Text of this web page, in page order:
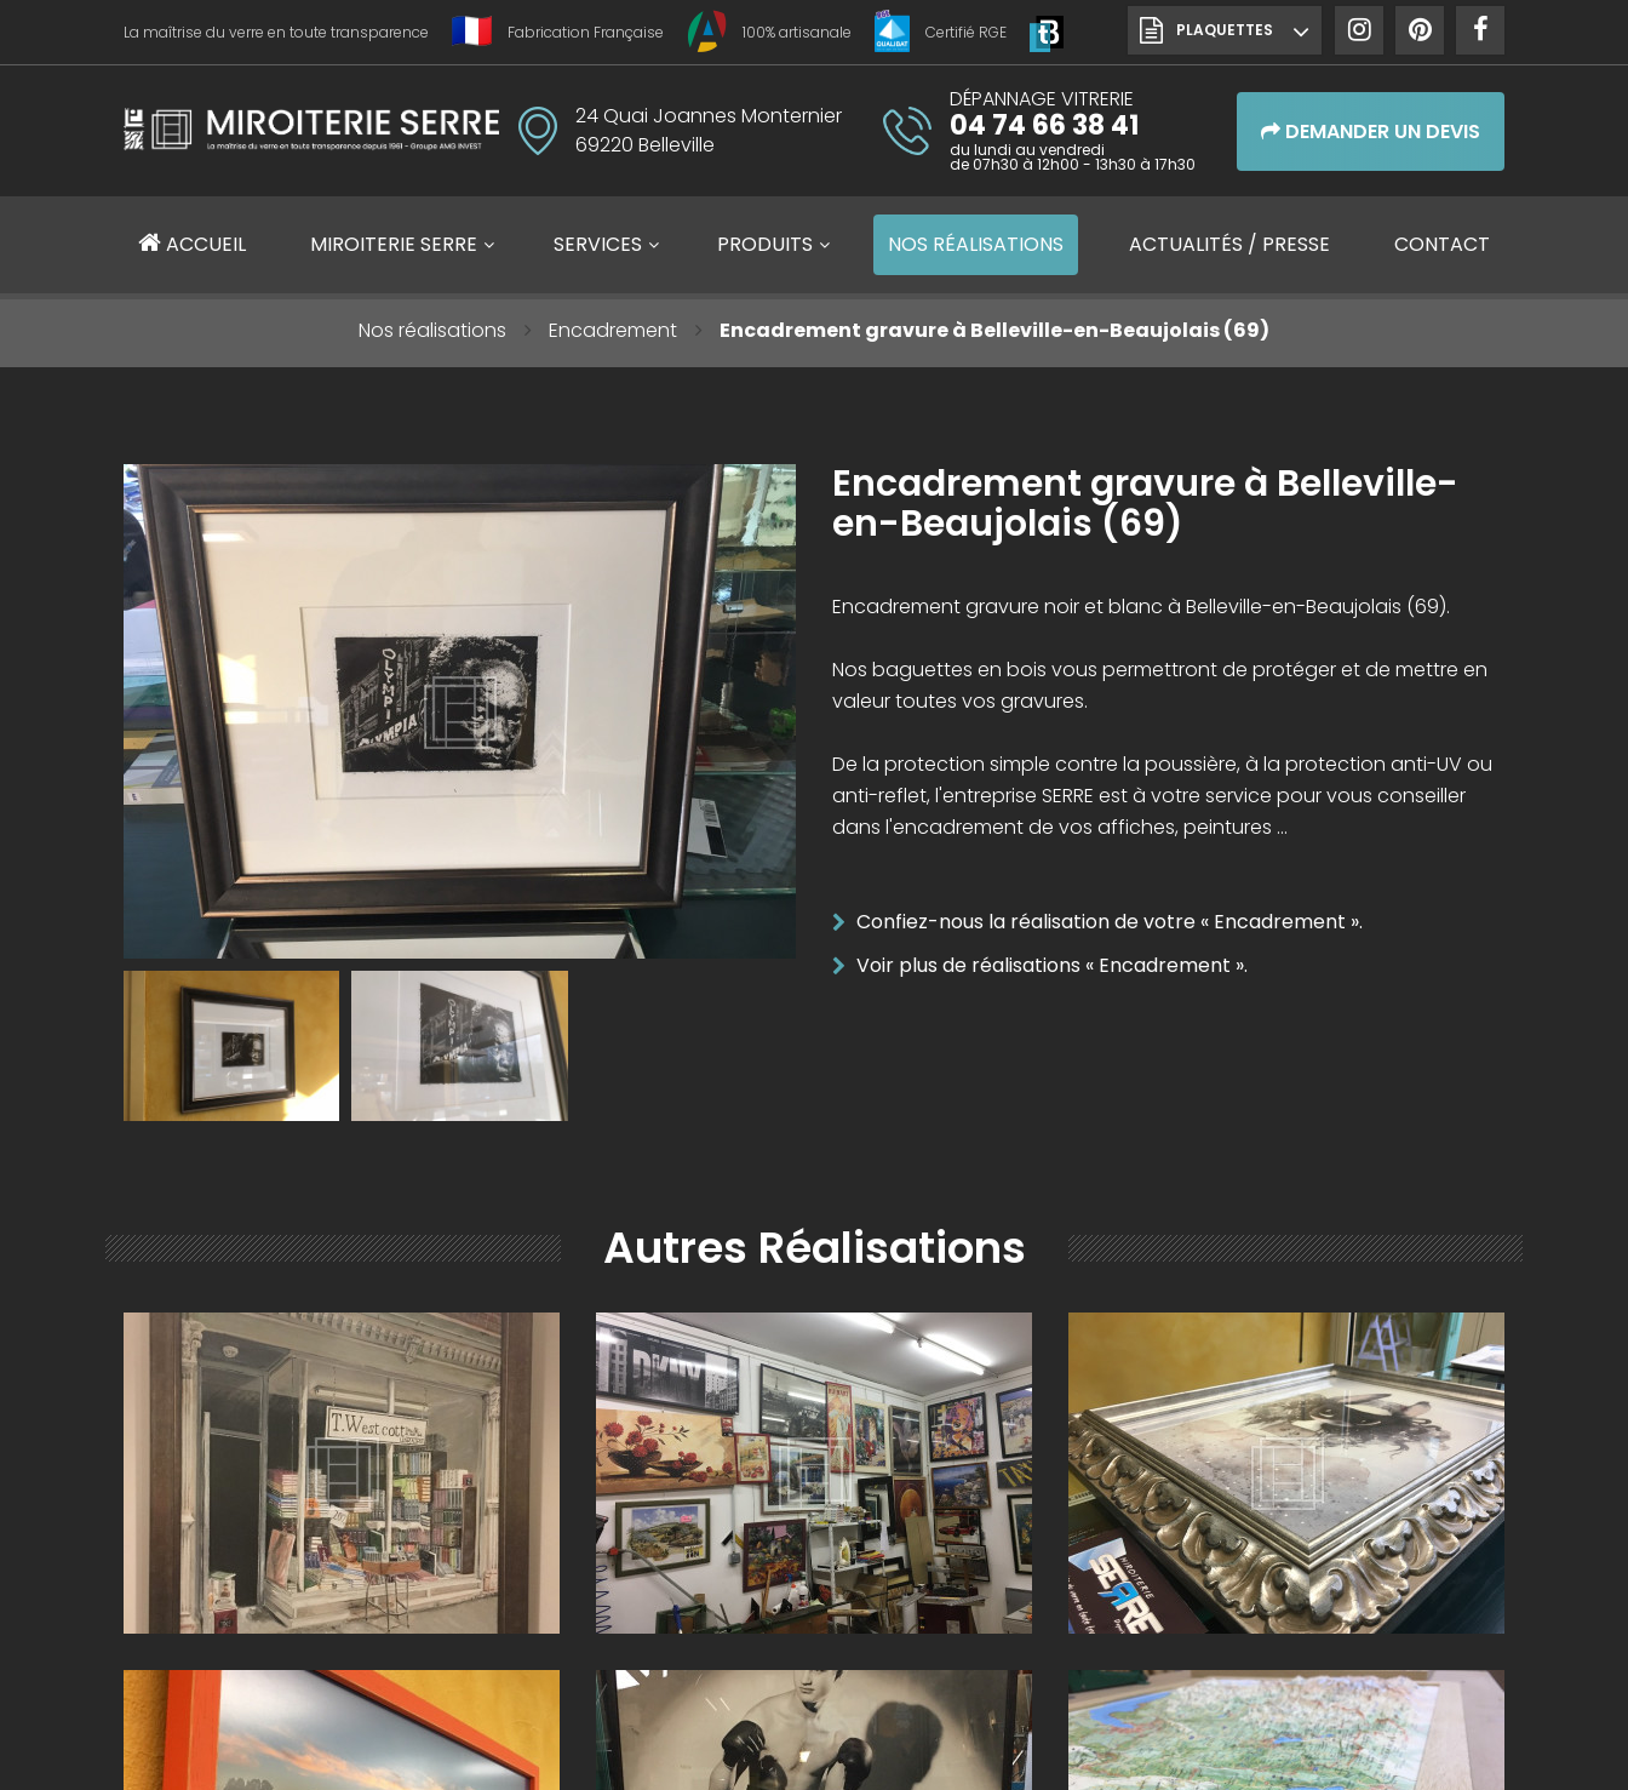
La maîtrise du verre en toute transparence Fabrication Française 100% artisanale Certifié RGE PLAQUETTES
24 Quai Joannes Monternier
69220 Belleville
DÉPANNAGE VITRERIE
04 74 66 38 41
du lundi au vendredi
de 07h30 à 12h00 - 13h30 à 17h30
DEMANDER UN DEVIS
ACCUEIL MIROITERIE SERRE SERVICES PRODUITS NOS RÉALISATIONS ACTUALITÉS / PRESSE CONTACT
Nos réalisations Encadrement Encadrement gravure à Belleville-en-Beaujolais (69)
Encadrement gravure à Belleville-
en-Beaujolais (69)
Encadrement gravure noir et blanc à Belleville-en-Beaujolais (69).
Nos baguettes en bois vous permettront de protéger et de mettre en
valeur toutes vos gravures.
De la protection simple contre la poussière, à la protection anti-UV ou
anti-reflet, l'entreprise SERRE est à votre service pour vous conseiller
dans l'encadrement de vos affiches, peintures ...
Confiez-nous la réalisation de votre « Encadrement ».
Voir plus de réalisations « Encadrement ».
Autres Réalisations
ENCADREMENT SUR MESURE À À BELLEVILLE-EN-
BEAUJOLAIS (69) ENCADREMENT À BELLEVILLE-EN-BEAUJOLAIS (69) CADRES SUR-MESURE À BELLEVILLE-EN-BEAUJOLAIS
(69)